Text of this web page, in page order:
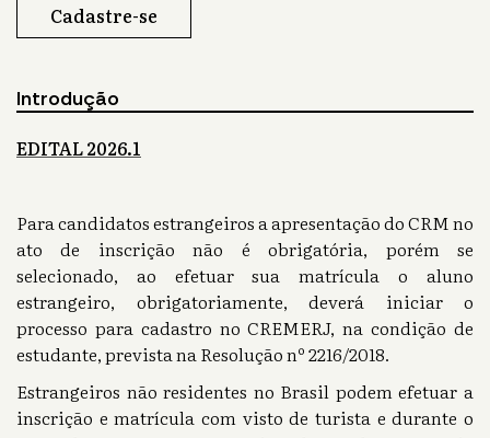
Cadastre-se
Introdução
EDITAL 2026.1
Para candidatos estrangeiros a apresentação do CRM no
ato de inscrição não é obrigatória, porém se
selecionado, ao efetuar sua matrícula o aluno
estrangeiro, obrigatoriamente, deverá iniciar o
processo para cadastro no CREMERJ, na condição de
estudante, prevista na Resolução nº 2216/2018.
Estrangeiros não residentes no Brasil podem efetuar a
inscrição e matrícula com visto de turista e durante o